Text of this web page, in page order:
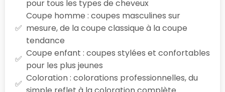
pour tous les types de cheveux
Coupe homme : coupes masculines sur
mesure, de la coupe classique à la coupe
tendance
Coupe enfant : coupes stylées et confortables
pour les plus jeunes
Coloration : colorations professionnelles, du